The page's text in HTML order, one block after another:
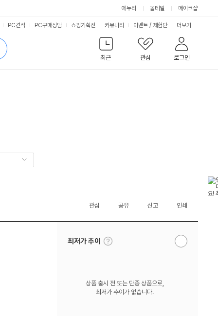
에누리 몰테일 메이크샵
최근
관심 로그인
PC견적 PC구매상담 쇼핑기획전 커뮤니티 이벤트 / 체험단 서
비
스
더보기
관심 공유 신고 인쇄
최저가 추이
툴
팁
알
상품 출시 전 또는 단종 상품으로,
최저가 추이가 없습니다.